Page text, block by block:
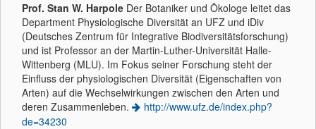
Prof. Stan W. Harpole Der Botaniker und Ökologe leitet das
Department Physiologische Diversität an UFZ und iDiv
(Deutsches Zentrum für Integrative Biodiversitätsforschung)
und ist Professor an der Martin-Luther-Universität Halle-
Wittenberg (MLU). Im Fokus seiner Forschung steht der
Einfluss der physiologischen Diversität (Eigenschaften von
Arten) auf die Wechselwirkungen zwischen den Arten und
deren Zusammenleben.
http://www.ufz.de/index.php?
de=34230